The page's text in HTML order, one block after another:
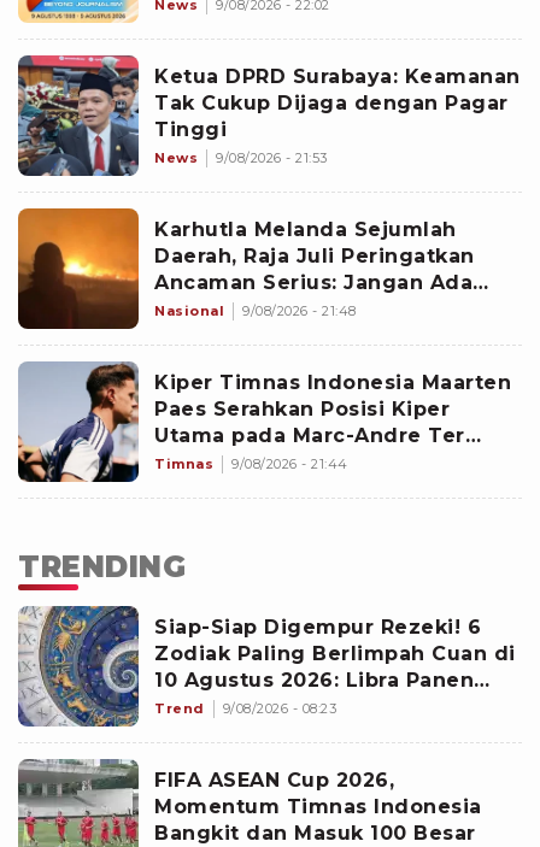
News 9/08/2026 - 22:02
Ketua DPRD Surabaya: Keamanan
Tak Cukup Dijaga dengan Pagar
Tinggi
News 9/08/2026 - 21:53
Karhutla Melanda Sejumlah
Daerah, Raja Juli Peringatkan
Ancaman Serius: Jangan Ada
yang Main Api
Nasional 9/08/2026 - 21:48
Kiper Timnas Indonesia Maarten
Paes Serahkan Posisi Kiper
Utama pada Marc-Andre Ter
Stegen, Ajax Curi Poin Penuh di
Timnas 9/08/2026 - 21:44
TRENDING
Siap-Siap Digempur Rezeki! 6
Zodiak Paling Berlimpah Cuan di
10 Agustus 2026: Libra Panen
Proyek Emas
Trend 9/08/2026 - 08:23
FIFA ASEAN Cup 2026,
Momentum Timnas Indonesia
Bangkit dan Masuk 100 Besar